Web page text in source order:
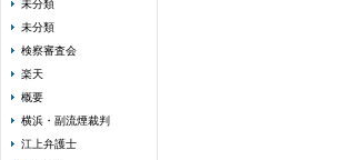
未分類
未分類
検察審査会
楽天
概要
横浜・副流煙裁判
江上弁護士